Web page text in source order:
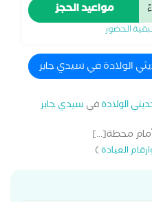
مواعيد الحجز
الحضور
الولادة في سيدي جابر
الولادةفي سيدي جابر
أمام محطة[...]
العيادة)